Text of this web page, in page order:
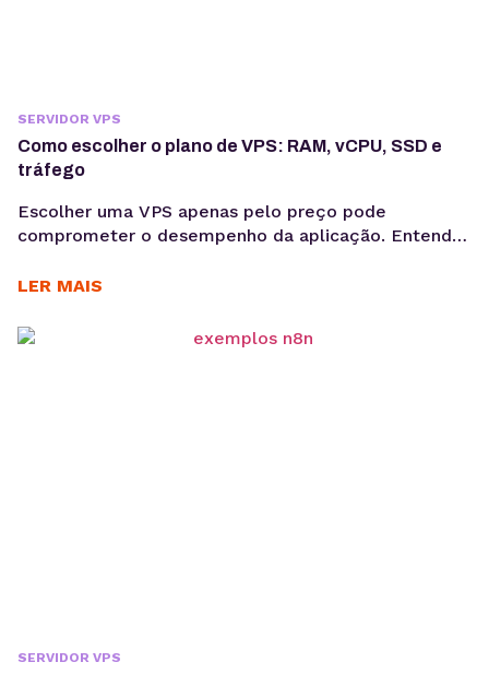
SERVIDOR VPS
Como escolher o plano de VPS: RAM, vCPU, SSD e
tráfego
Escolher uma VPS apenas pelo preço pode
comprometer o desempenho da aplicação. Entenda
para dimensionar a infraestrutura de forma técnica e
plano VPS exige uma análise que vai além do valor
LER MAIS
SERVIDOR VPS